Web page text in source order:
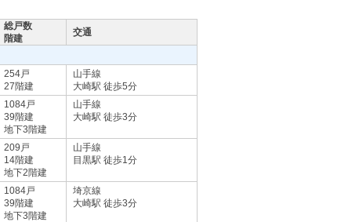
総戸数
階建
交通
254戸
27階建
山手線
大崎駅 徒歩5分
1084戸
39階建
地下3階建
山手線
大崎駅 徒歩3分
209戸
14階建
地下2階建
山手線
目黒駅 徒歩1分
1084戸
39階建
地下3階建
埼京線
大崎駅 徒歩3分